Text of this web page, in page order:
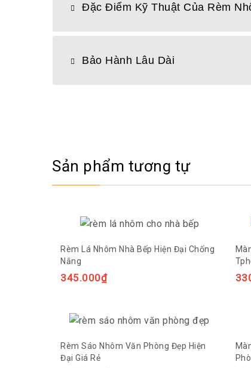
Đặc Điểm Kỹ Thuật Của Rèm
Bảo Hành Lâu Dài
Sản phẩm tương tự
Rèm Lá Nhôm Nhà Bếp Hiện Đại Chống
Nắng
345.000₫
Rèm Sáo Nhôm Văn Phòng Đẹp Hiện
Đại Giá Rẻ